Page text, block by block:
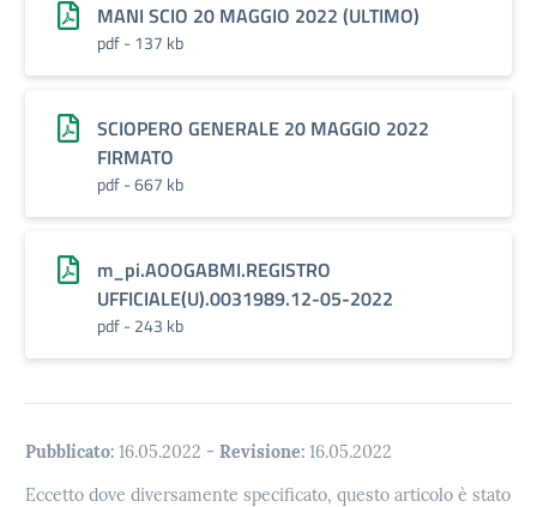
MANI SCIO 20 MAGGIO 2022 (ULTIMO)
pdf - 137 kb
SCIOPERO GENERALE 20 MAGGIO 2022
FIRMATO
pdf - 667 kb
m_pi.AOOGABMI.REGISTRO
UFFICIALE(U).0031989.12-05-2022
pdf - 243 kb
Pubblicato: 16.05.2022 - Revisione: 16.05.2022
Eccetto dove diversamente specificato, questo articolo è stato